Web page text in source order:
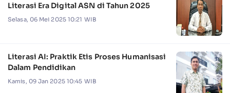
Literasi Era Digital ASN di Tahun 2025
Selasa, 06 Mei 2025 10:21 WIB
Literasi AI: Praktik Etis Proses Humanisasi
Dalam Pendidikan
Kamis, 09 Jan 2025 10:45 WIB